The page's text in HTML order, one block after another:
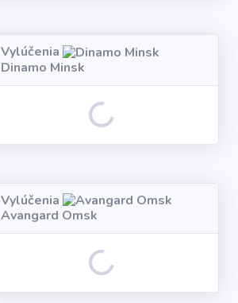
Vylúčenia
Dinamo Minsk
Loading...
Vylúčenia
Avangard Omsk
Loading...